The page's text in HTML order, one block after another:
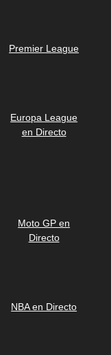
Premier League
Europa League
en Directo
Moto GP en
Directo
NBA en Directo